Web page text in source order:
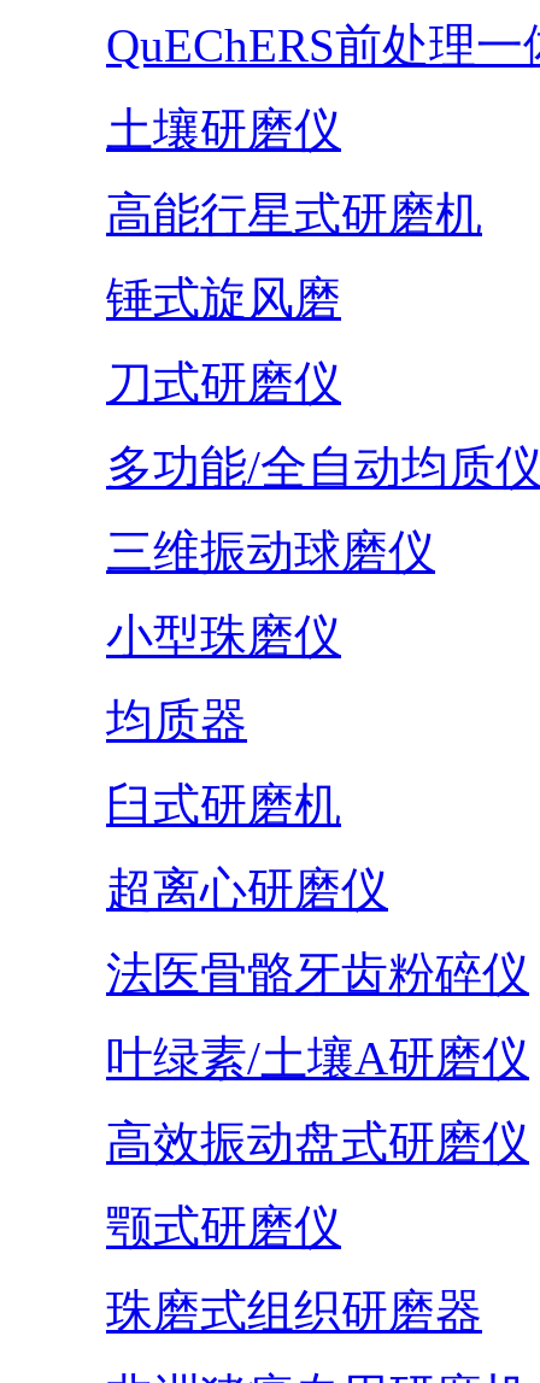
QuEChERS前处理一
土壤研磨仪
高能行星式研磨机
锤式旋风磨
刀式研磨仪
多功能/全自动均质
三维振动球磨仪
小型珠磨仪
均质器
臼式研磨机
超离心研磨仪
法医骨骼牙齿粉碎仪
叶绿素/土壤A研磨仪
高效振动盘式研磨仪
颚式研磨仪
珠磨式组织研磨器